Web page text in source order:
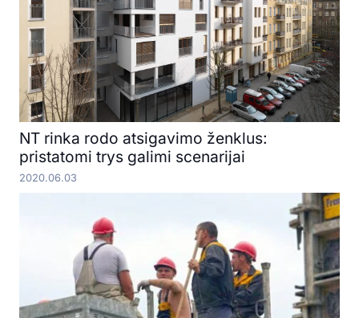
NT rinka rodo atsigavimo ženklus:
pristatomi trys galimi scenarijai
2020.06.03